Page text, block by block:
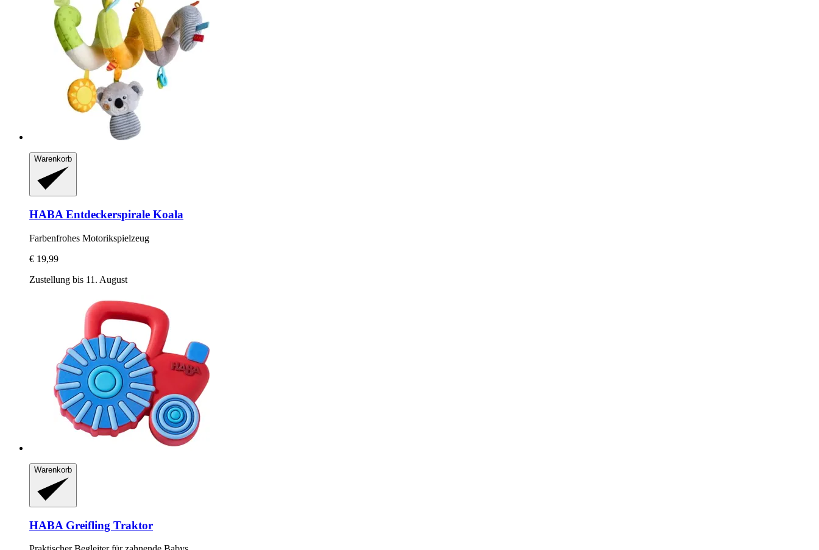
Warenkorb
HABA Entdeckerspirale Koala
Farbenfrohes Motorikspielzeug
€ 19,99
Zustellung bis 11. August
Warenkorb
HABA Greifling Traktor